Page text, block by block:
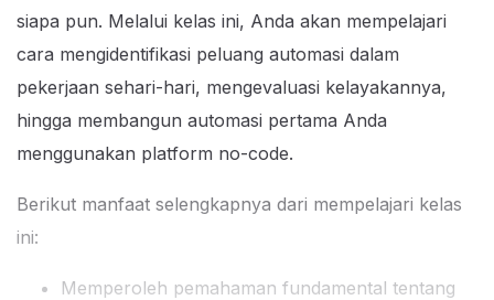
siapa pun. Melalui kelas ini, Anda akan mempelajari
cara mengidentifikasi peluang automasi dalam
pekerjaan sehari-hari, mengevaluasi kelayakannya,
hingga membangun automasi pertama Anda
menggunakan platform no-code.
Berikut manfaat selengkapnya dari mempelajari kelas
ini:
Memperoleh pemahaman fundamental tentang